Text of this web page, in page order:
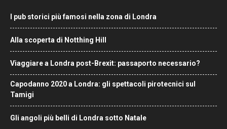
I pub storici più famosi nella zona di Londra
Alla scoperta di Notthing Hill
Viaggiare a Londra post-Brexit: passaporto necessario?
Capodanno 2020 a Londra: gli spettacoli pirotecnici sul
Tamigi
Gli angoli più belli di Londra sotto Natale